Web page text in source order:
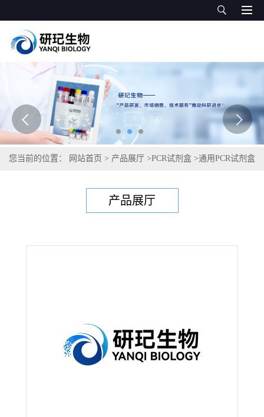
您当前的位置： 网站首页 > 产品展厅 >PCR试剂盒 >通用PCR试剂盒
产品展厅